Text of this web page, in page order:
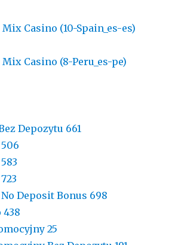
Casino (10-Spain_es-es)
Casino (8-Peru_es-pe)
Depozytu 661
Deposit Bonus 698
438
25